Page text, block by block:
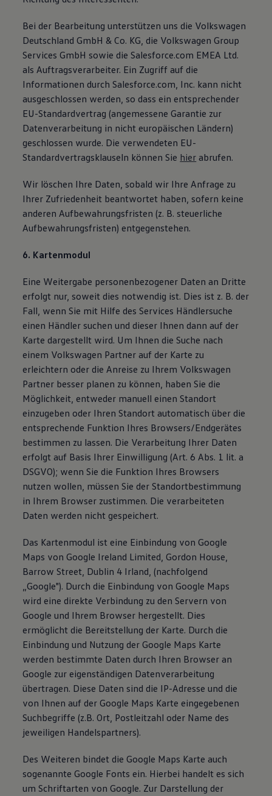
Bei der Bearbeitung unterstützen uns die Volkswagen
Deutschland GmbH & Co. KG, die Volkswagen Group
Services GmbH sowie die Salesforce.com EMEA Ltd.
als Auftragsverarbeiter. Ein Zugriff auf die
Informationen durch Salesforce.com, Inc. kann nicht
ausgeschlossen werden, so dass ein entsprechender
EU-Standardvertrag (angemessene Garantie zur
Datenverarbeitung in nicht europäischen Ländern)
geschlossen wurde. Die verwendeten EU-
Standardvertragsklauseln können Sie hier abrufen.
Wir löschen Ihre Daten, sobald wir Ihre Anfrage zu
Ihrer Zufriedenheit beantwortet haben, sofern keine
anderen Aufbewahrungsfristen (z. B. steuerliche
Aufbewahrungsfristen) entgegenstehen.
6. Kartenmodul
Eine Weitergabe personenbezogener Daten an Dritte
erfolgt nur, soweit dies notwendig ist. Dies ist z. B. der
Fall, wenn Sie mit Hilfe des Services Händlersuche
einen Händler suchen und dieser Ihnen dann auf der
Karte dargestellt wird. Um Ihnen die Suche nach
einem Volkswagen Partner auf der Karte zu
erleichtern oder die Anreise zu Ihrem Volkswagen
Partner besser planen zu können, haben Sie die
Möglichkeit, entweder manuell einen Standort
einzugeben oder Ihren Standort automatisch über die
entsprechende Funktion Ihres Browsers/Endgerätes
bestimmen zu lassen. Die Verarbeitung Ihrer Daten
erfolgt auf Basis Ihrer Einwilligung (Art. 6 Abs. 1 lit. a
DSGVO); wenn Sie die Funktion Ihres Browsers
nutzen wollen, müssen Sie der Standortbestimmung
in Ihrem Browser zustimmen. Die verarbeiteten
Daten werden nicht gespeichert.
Das Kartenmodul ist eine Einbindung von Google
Maps von Google Ireland Limited, Gordon House,
Barrow Street, Dublin 4 Irland, (nachfolgend
„Google"). Durch die Einbindung von Google Maps
wird eine direkte Verbindung zu den Servern von
Google und Ihrem Browser hergestellt. Dies
ermöglicht die Bereitstellung der Karte. Durch die
Einbindung und Nutzung der Google Maps Karte
werden bestimmte Daten durch Ihren Browser an
Google zur eigenständigen Datenverarbeitung
übertragen. Diese Daten sind die IP-Adresse und die
von Ihnen auf der Google Maps Karte eingegebenen
Suchbegriffe (z.B. Ort, Postleitzahl oder Name des
jeweiligen Handelspartners).
Des Weiteren bindet die Google Maps Karte auch
sogenannte Google Fonts ein. Hierbei handelt es sich
um Schriftarten von Google. Zur Darstellung der